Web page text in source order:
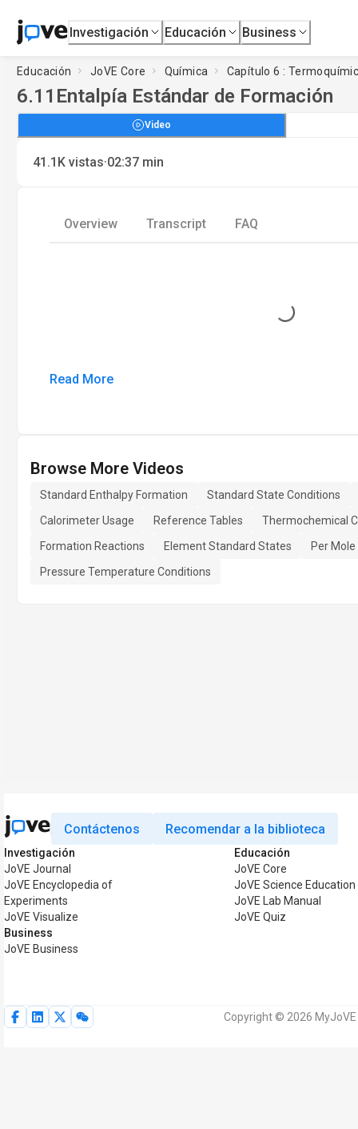
Investigación Educación Business
Educación JoVE Core Química Capítulo 6 :
6.11 Entalpía Estándar de Formación
Video
41.1K vistas·02:37 min
Overview Transcript FAQ
Loading...
Read More
Browse More Videos
Standard Enthalpy Formation
Standard State Conditions
Calorimeter Usage
Reference Tables
Thermochemical
Formation Reactions
Element Standard States
Per
Pressure Temperature Conditions
Contáctenos Recomendar a la biblioteca
Investigación
JoVE Journal
JoVE Encyclopedia of
Experiments
JoVE Visualize
Business
JoVE Business
Educación
JoVE Core
JoVE Science Education
JoVE Lab Manual
JoVE Quiz
Copyright © 2026